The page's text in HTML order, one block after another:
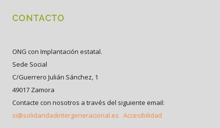
CONTACTO
ONG con Implantación estatal.
Sede Social
C/Guerrero Julián Sánchez, 1
49017 Zamora
Contacte con nosotros a través del siguiente email:
si@solidaridadintergeneracional.es Accesibilidad